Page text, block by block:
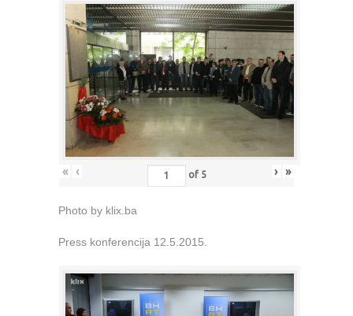
« ‹ of 5 › »
Photo by klix.ba
Press konferencija 12.5.2015.